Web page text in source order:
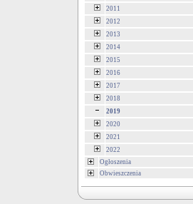
2011
2012
2013
2014
2015
2016
2017
2018
2019
2020
2021
2022
Ogłoszenia
Obwieszczenia